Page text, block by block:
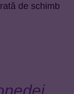
de schimb